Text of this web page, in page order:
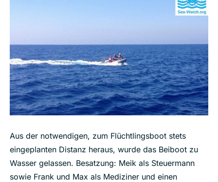
Aus der notwendigen, zum Flüchtlingsboot stets
eingeplanten Distanz heraus, wurde das Beiboot zu
Wasser gelassen. Besatzung: Meik als Steuermann
sowie Frank und Max als Mediziner und einen